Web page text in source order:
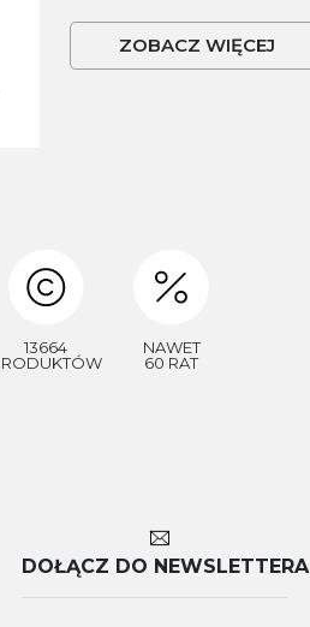
ZOBACZ WIĘCEJ
13664
NAWET
60 RAT
DOŁĄCZ DO NEWSLETTERA